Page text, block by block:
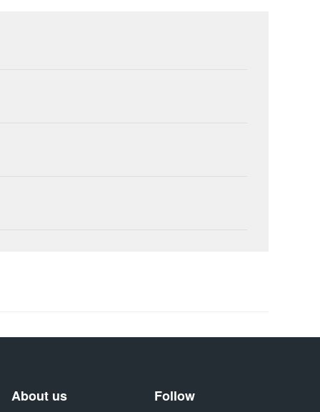
About us Follow